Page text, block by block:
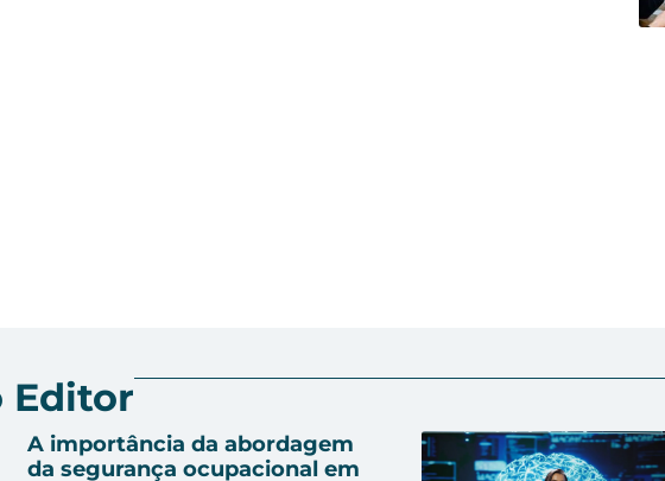
Editor
A importância da abordagem
da segurança ocupacional em